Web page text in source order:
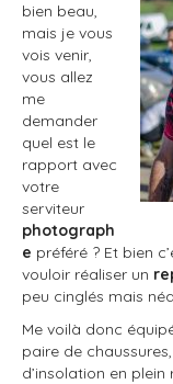
bien beau,
mais je vous
vois venir,
vous allez
me
demander
quel est le
rapport avec
votre
serviteur
photograph
e préféré ? Et bien
vouloir réaliser un
peu cinglés mais
Me voilà donc
paire de
d’insolation en